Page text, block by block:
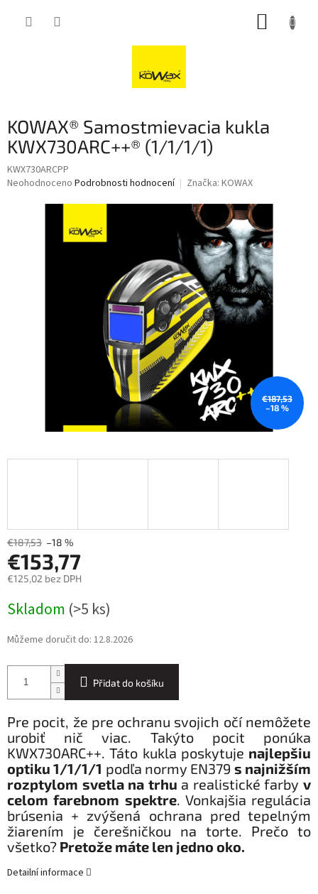
KOWAX® Samostmievacia kukla
KWX730ARC++® (1/1/1/1)
KWX730ARCPP
Průměrné
Neohodnoceno Podrobnosti hodnocení Značka: KOWAX
€187,53
–18 %
€187,53 –18 %
€153,77
€125,02 bez DPH
cena:
Skladom (>5 ks)
Můžeme doručit do: 12.8.2026
Přidat do košíku
Pre pocit, že pre ochranu svojich očí nemôžete
urobiť nič viac. Takýto pocit ponúka
KWX730ARC++. Táto kukla poskytuje najlepšiu
optiku 1/1/1/1 podľa normy EN379 s najnižším
rozptylom svetla na trhu a realistické farbyv
celom farebnom spektre. Vonkajšia regulácia
brúsenia + zvýšená ochrana pred tepelným
žiarením je čerešničkou na torte. Prečo to
všetko? Pretože máte len jedno oko.
Detailní informace